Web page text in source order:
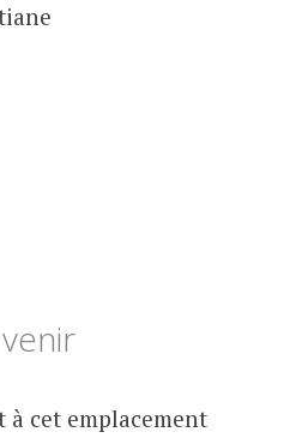
à cet emplacement